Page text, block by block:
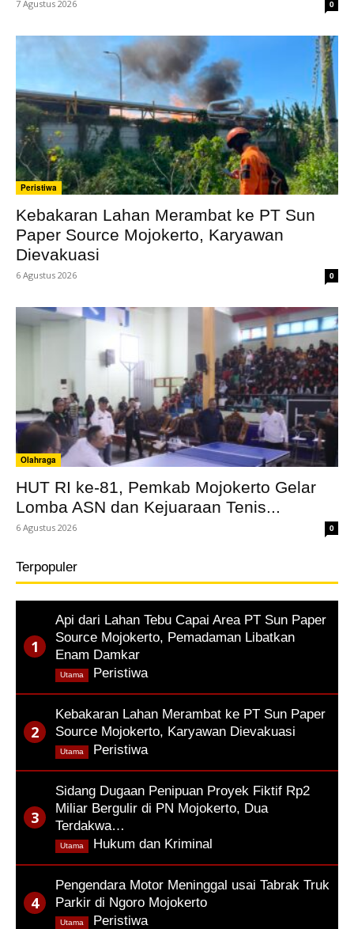
7 Agustus 2026 0
Peristiwa
Kebakaran Lahan Merambat ke PT Sun
Paper Source Mojokerto, Karyawan
Dievakuasi
6 Agustus 2026 0
Olahraga
HUT RI ke-81, Pemkab Mojokerto Gelar
Lomba ASN dan Kejuaraan Tenis...
6 Agustus 2026 0
Terpopuler
Api dari Lahan Tebu Capai Area PT Sun Paper
Source Mojokerto, Pemadaman Libatkan
Enam Damkar
Peristiwa
Utama
Kebakaran Lahan Merambat ke PT Sun Paper
Source Mojokerto, Karyawan Dievakuasi
Peristiwa
Utama
Sidang Dugaan Penipuan Proyek Fiktif Rp2
Miliar Bergulir di PN Mojokerto, Dua
Terdakwa…
Hukum dan Kriminal
Utama
Pengendara Motor Meninggal usai Tabrak Truk
Parkir di Ngoro Mojokerto
Peristiwa
Utama